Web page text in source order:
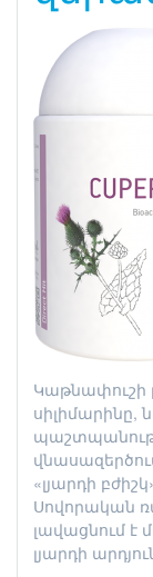
Կաթնափուշի
սիլիմարինը,
«լյարդի
Սովորական
լավացնում է
լյարդի